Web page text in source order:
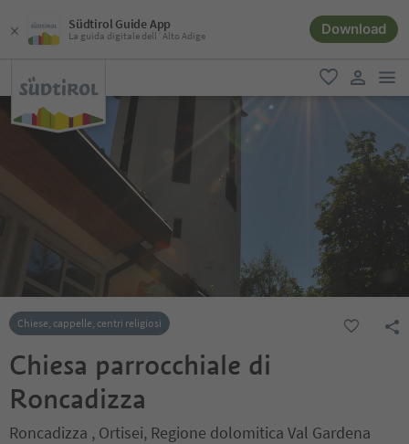
Südtirol Guide App
La guida digitale dell´Alto Adige Download
favoriti
user link
Chiese, cappelle, centri religiosi
Chiesa parrocchiale di
Roncadizza
Roncadizza , Ortisei, Regione dolomitica Val Gardena